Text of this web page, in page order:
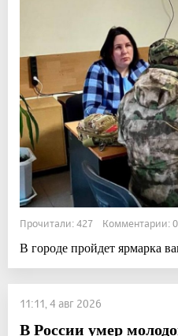
Прочитали: 427 Комментарии: 0
В городе пройдет ярмарка
11:11, 4 авг 2026
В России умер